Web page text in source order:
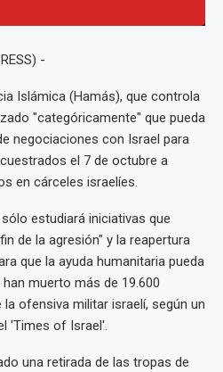
-
Islámica (Hamás), que controla
"categóricamente" que pueda
negociaciones con Israel para
el 7 de octubre a
en cárceles israelíes.
estudiará iniciativas que
de la agresión" y la reapertura
que la ayuda humanitaria pueda
muerto más de 19.600
ofensiva militar israelí, según un
'Times of Israel'.
una retirada de las tropas de